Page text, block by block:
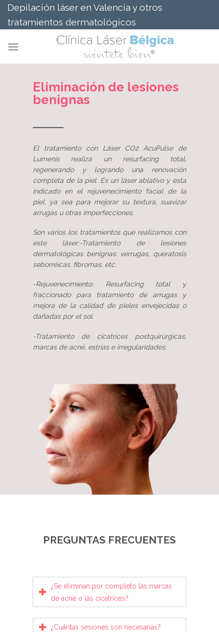
Saltar
contenido
Depilación láser en Valencia y otros
tratamientos dermatológicos
Eliminación de lesiones
benignas
El tratamiento con Láser CO2 AcuPulse de
Lumenis realiza un resurfacing total,
regenerando y logrando una renovación
completa de la piel. Es un láser ablativo y esta
indicado en el rejuvenecimiento facial de la
piel, ya sea para mejorar su textura, suavizar
arrugas u otras imperfecciones.
Son varios los tratamientos que realizamos con
este láser:-Tratamiento de lesiones
dermatológicas benignas: verrugas, queratosis
seborréicas, fibromas, etc.
-Rejuvenecimiento: Resurfacing total y
fraccionado para tratamiento de arrugas y
mejora de la calidad de pieles envejecidas o
dañadas por el sol.
-Tratamiento de cicatrices postquirúrgicas,
marcas de acné, estrías e irregularidades.
PREGUNTAS FRECUENTES
¿Se eliminan por completo las marcas
de acné o las cicatrices?
¿Cuántas sesiones son necesarias?